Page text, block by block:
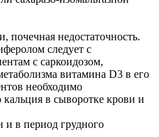
почечная недостаточность.
следует с
с саркоидозом,
витамина D3 в его
необходимо
в сыворотке крови и
в период грудного